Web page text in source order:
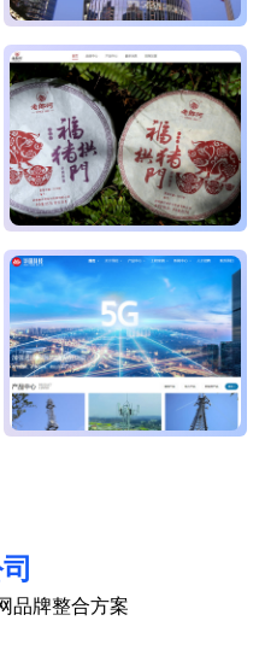
品牌整合方案